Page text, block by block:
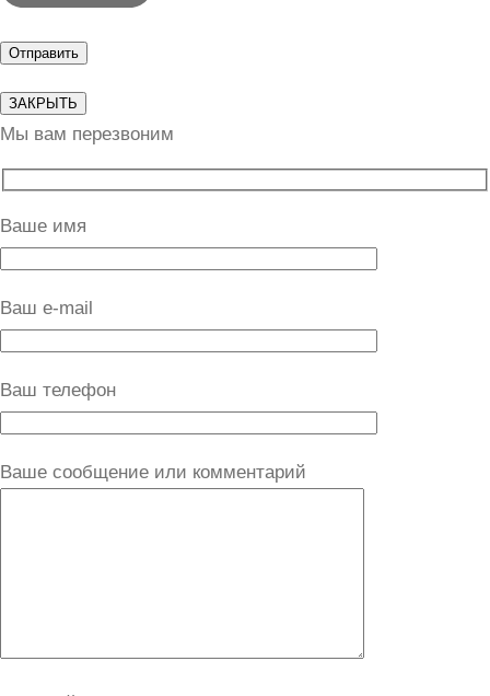
ЗАКРЫТЬ
Мы вам перезвоним
Ваше имя
Ваш e-mail
Ваш телефон
Ваше сообщение или комментарий